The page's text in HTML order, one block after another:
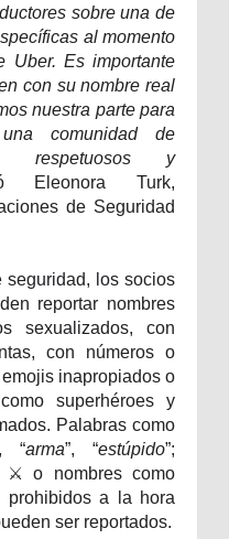
sobre una de
al momento
Uber. Es importante
con su nombre real
nuestra parte para
comunidad de
respetuosos y
Eleonora Turk,
de Seguridad
seguridad, los socios
reportar nombres
sexualizados, con
con números o
inapropiados o
superhéroes y
Palabras como
“arma”, “estúpido”;
o nombres como
prohibidos a la hora
ser reportados.